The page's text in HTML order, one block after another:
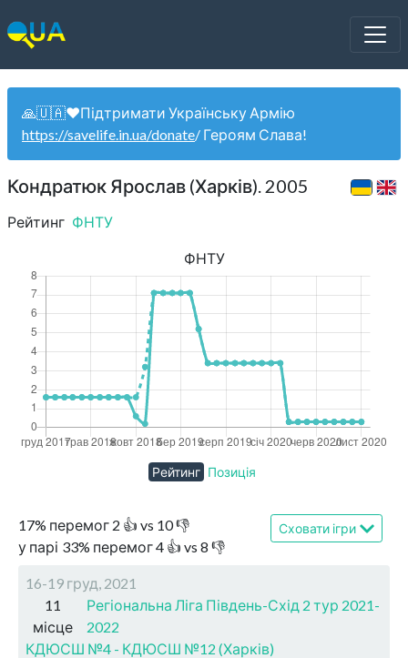
🙏🇺🇦❤️Підтримати Українську Армію
https://savelife.in.ua/donate/ Героям Слава!
Кондратюк Ярослав (Харків). 2005
Рейтинг ФНТУ
17% перемог 2 👍 vs 10👎
у парі 33% перемог4 👍 vs 8 👎
Сховати ігри
16-19 груд, 2021
11
місце
Регіональна Ліга Південь-Схід 2 тур 2021-
2022
КДЮСШ №4 - КДЮСШ №12 (Харків)
ФНТУ
Рейтинг Позиція